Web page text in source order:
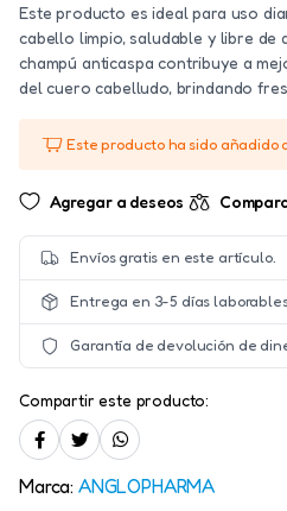
Este producto es ideal para uso
cabello limpio, saludable y libre de
champú anticaspa contribuye a
del cuero cabelludo, brindando
Este producto ha sido añadido
Agregar a deseos
Envíos gratis en este artículo.
Entrega en 3-5 días
Garantía de devolución de
Compartir este producto:
Marca: ANGLOPHARMA